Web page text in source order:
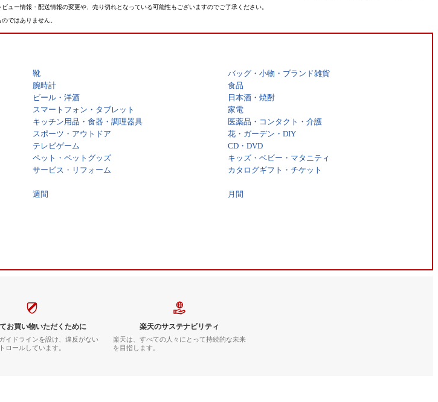
ー情報・配送情報の変更や、売り切れとなっている可能性もございますのでご了承ください。
ではありません。
靴
バッグ・小物・ブランド雑貨
腕時計
食品
ビール・洋酒
日本酒・焼酎
スマートフォン・タブレット
家電
キッチン用品・食器・調理器具
医薬品・コンタクト・介護
スポーツ・アウトドア
花・ガーデン・DIY
テレビゲーム
CD・DVD
ペット・ペットグッズ
キッズ・ベビー・マタニティ
サービス・リフォーム
カタログギフト・チケット
週間
月間
お買い物いただくために
イドラインを設け、違反がない
ロールしています。
楽天のサステナビリティ
楽天は、すべての人々にとって持続的な未来
を目指します。